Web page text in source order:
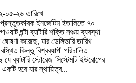
০৫-২৬ তারিখে
প্রস্তুতকারক ইনজেটিম ইতালিতে ৭০
ঘন্টা ব্যাটারি শক্তি সঞ্চয় ব্যবস্থা
করেছে, যার ডেলিভারি তারিখ
কিন্তু বিশ্বব্যাপী পরিচালিত
যে ব্যাটারি স্টোরেজ সিস্টেমটি ইউরোপের
হবে যার স্থায়িত্ব...